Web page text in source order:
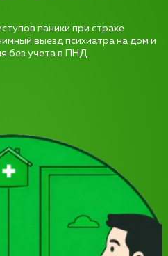
паники при страхе
выезд психиатра на дом и
без учета в ПНД.